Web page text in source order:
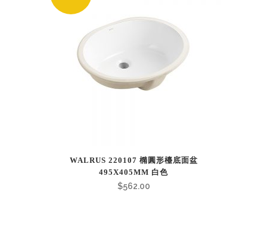
WALRUS 220107 橢圓形檯底面盆
495X405MM 白色
$562.00